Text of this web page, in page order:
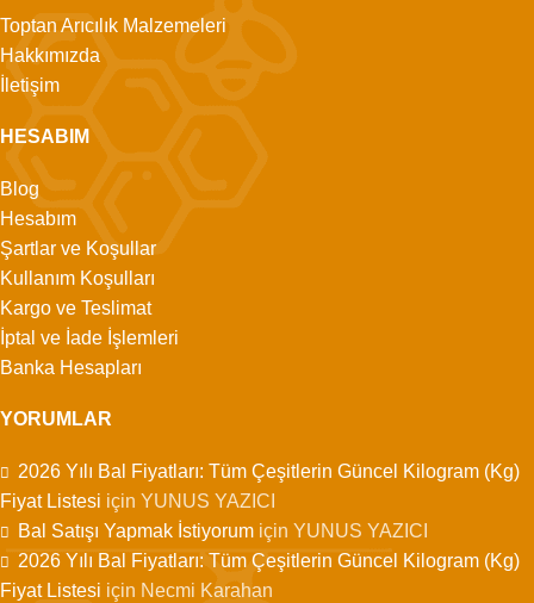
Toptan Arıcılık Malzemeleri
Hakkımızda
İletişim
HESABIM
Blog
Hesabım
Şartlar ve Koşullar
Kullanım Koşulları
Kargo ve Teslimat
İptal ve İade İşlemleri
Banka Hesapları
YORUMLAR
2026 Yılı Bal Fiyatları: Tüm Çeşitlerin Güncel Kilogram (Kg)
Fiyat Listesi için YUNUS YAZICI
Bal Satışı Yapmak İstiyorum için YUNUS YAZICI
2026 Yılı Bal Fiyatları: Tüm Çeşitlerin Güncel Kilogram (Kg)
Fiyat Listesi için Necmi Karahan